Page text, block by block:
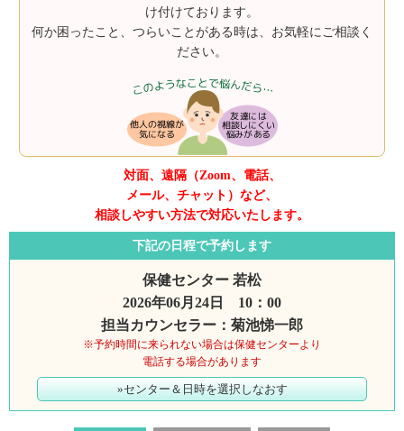
け付けております。
何か困ったこと、つらいことがある時は、お気軽にご相談く
ださい。
対面、遠隔（Zoom、電話、
メール、チャット）など、
相談しやすい方法で対応いたします。
下記の日程で予約します
保健センター 若松
2026年06月24日 10：00
担当カウンセラー：菊池悌一郎
※予約時間に来られない場合は保健センターより
電話する場合があります
»センター＆日時を選択しなおす